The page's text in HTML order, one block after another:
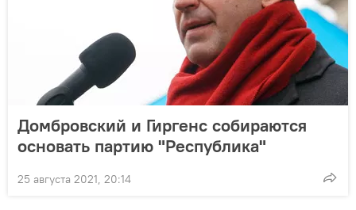
Домбровский и Гиргенс собираются
основать партию "Республика"
25 августа 2021, 20:14